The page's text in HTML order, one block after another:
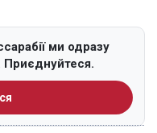
ми одразу
Приєднуйтеся.